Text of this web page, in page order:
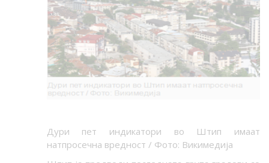
Дури пет индикатори во Штип имаат
натпросечна вредност / Фото: Викимедија